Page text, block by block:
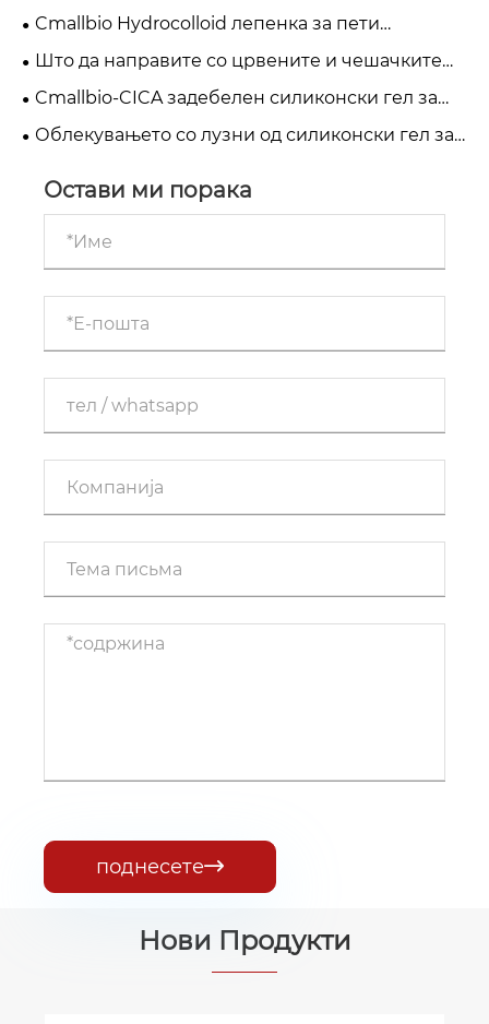
Cmallbio: Зошто „влажното заздравување“ е
подобро од „сувото чешање“?
Cmallbio Hydrocolloid лепенка за пети
наспроти редовни завои: зошто побрзо ги
лекуваат плускавците?
Што да направите со црвените и чешачките
лузни? CmallBio Силиконски гел за лузни може
Cmallbio-CICA задебелен силиконски гел за
лузни лист: врвен избор за пост-хируршка нега
на лузни
Облекувањето со лузни од силиконски гел за
глобална влечна сила на медицинските пазари
Остави ми порака
поднесете
Нови Продукти